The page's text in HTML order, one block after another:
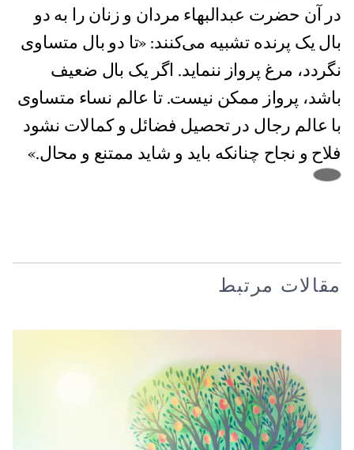
در آن حضرت عبدالبهاء مردان و زنان را به دو
بال یک پرنده تشبیه می‌کنند: «تا دو بال متساوی
نگردد، مرغ پرواز ننمايد. اگر يک بال ضعيف
باشد، پرواز ممکن نيست. تا عالم نساء متساوی
با عالم رجال در تحصيل فضائل و کمالات نشود
فلاح و نجاح چنانکه بايد و شايد ممتنع و محال.»
مقالات مرتبط